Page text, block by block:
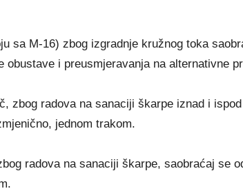
sa M-16) zbog izgradnje kružnog toka
obustave i preusmjeravanja na alternativne
zbog radova na sanaciji škarpe iznad i
jednom trakom.
radova na sanaciji škarpe, saobraćaj se